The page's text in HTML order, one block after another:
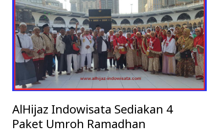
AlHijaz Indowisata Sediakan 4
Paket Umroh Ramadhan
Indowisata
Sediakan
4
Paket
Umroh
Ramadhan